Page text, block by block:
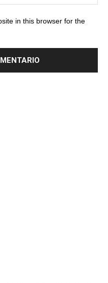
in this browser for the